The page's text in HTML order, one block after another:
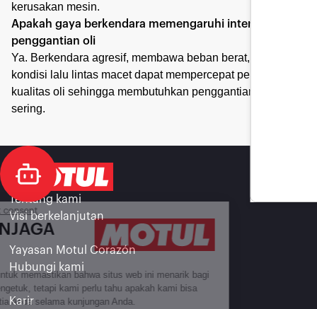
Continue without consent
KAMI MENJAGA
ANDA
Kami menunggu untuk memastikan bahwa situs web ini menarik bagi
Anda sebelum mengetuk, tetapi kami perlu tahu apakah kami bisa
menjadi teman setia Anda selama kunjungan Anda.
kerusakan mesin.
Apakah gaya berkendara memengaruhi interval
penggantian oli
Ya. Berkendara agresif, membawa beban berat, dan
kondisi lalu lintas macet dapat mempercepat penurunan
kualitas oli sehingga membutuhkan penggantian lebih
sering.
Tentang kami
Visi berkelanjutan
Yayasan Motul Corazón
Hubungi kami
Karir